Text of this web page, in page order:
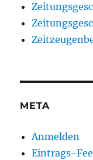
META
Anmelden
Eintrags-